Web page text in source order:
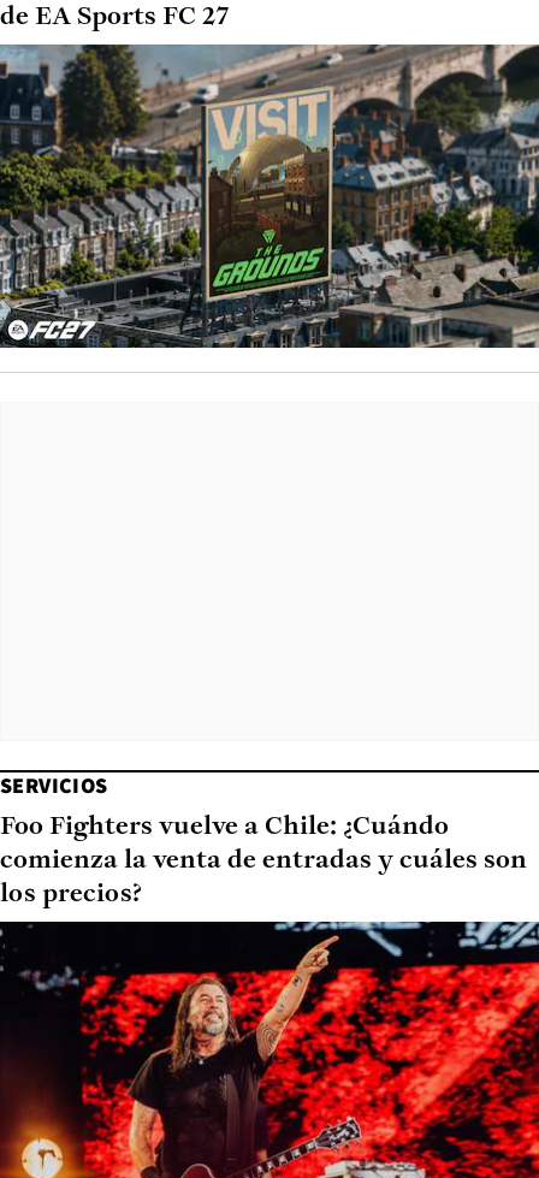
de EA Sports FC 27
SERVICIOS
Foo Fighters vuelve a Chile: ¿Cuándo
comienza la venta de entradas y cuáles son
los precios?